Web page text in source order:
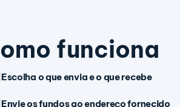
funciona
Escolha o que envia e o que recebe
Envie os fundos ao endereço fornecido